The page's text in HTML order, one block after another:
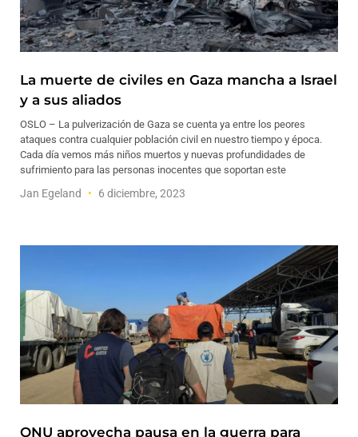
La muerte de civiles en Gaza mancha a Israel
y a sus aliados
OSLO – La pulverización de Gaza se cuenta ya entre los peores
ataques contra cualquier población civil en nuestro tiempo y época.
Cada día vemos más niños muertos y nuevas profundidades de
sufrimiento para las personas inocentes que soportan este
Jan Egeland 6 diciembre, 2023
ONU aprovecha pausa en la guerra para